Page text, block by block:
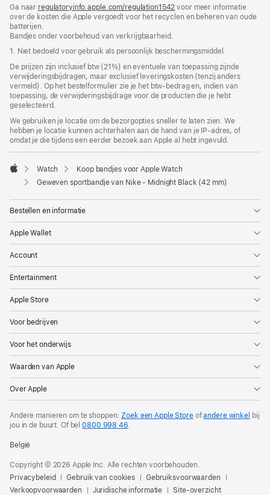
nieuw
venster
Ga naar regulatoryinfo.apple.com/regulation1542 (wordt
in
geopend)
voor meer informatie
over de kosten die Apple vergoedt voor het recyclen en beheren van oude
batterijen.
Bandjes onder voorbehoud van verkrijgbaarheid.
1. Niet bedoeld voor gebruik als persoonlijk beschermings­middel.
De prijzen zijn inclusief btw (21%) en eventuele van toepassing zijnde
verwijderingsbijdragen, maar exclusief leveringskosten (tenzij anders
vermeld). Op het bestelformulier zie je het btw-bedrag en, indien van
toepassing, de verwijderingsbijdrage voor de producten die je hebt
geselecteerd.
We gebruiken je locatie om de bezorgopties sneller te laten zien. We
hebben je locatie kunnen achterhalen aan de hand van je IP-adres, of
omdat je die tijdens een eerder bezoek aan Apple al hebt ingevuld.
Apple
Watch
Koop bandjes voor Apple Watch
Geweven sportbandje van Nike - Midnight Black (42 mm)
Bestellen en informatie
Apple Wallet
Account
Entertainment
Apple Store
Voor bedrijven
Voor het onderwijs
Waarden van Apple
Over Apple
Andere manieren om te shoppen: Zoek een Apple Storeofandere winkel bij
jou in de buurt. Of bel0800 998 46
België
Copyright © 2026 Apple Inc. Alle rechten voorbehouden.
Privacybeleid
Gebruik van cookies
Gebruiksvoorwaarden
Verkoopvoorwaarden
Juridische informatie Site-overzicht